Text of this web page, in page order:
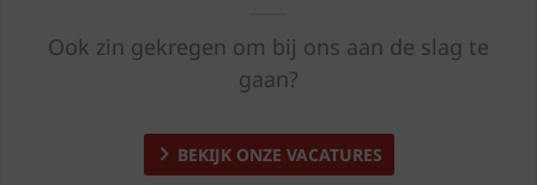
Ook zin gekregen om bij ons aan de slag te
gaan?
BEKIJK ONZE VACATURES